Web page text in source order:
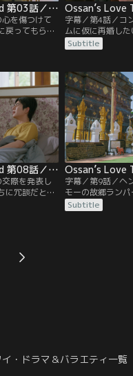
Ossan’s Love Thailand 第03話／字幕
を傷つけて
戻ってもらう
、社員旅行
緒の部屋に
ペアを組んだ
きない。そん
まい…！？
字幕／第4話／コ
ムに仮に再婚し
と訊ねたことで
な人がいるので
の人物が相手だ
家に戻ったが、
れてばかり。
Subtitle
Ossan’s Love Thailand 第08話／字幕
際を発表し
に冗談だと説
てしまい、
方、ヘンの
字幕／第9話／ヘ
モーの故郷ラン
親との対面を遅
参りをしてから
Subtitle
イ・ドラマ＆バラエティ一覧